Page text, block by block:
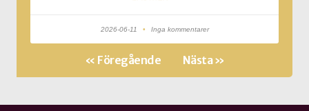
2026-06-11 Inga kommentarer
« Föregående Nästa »